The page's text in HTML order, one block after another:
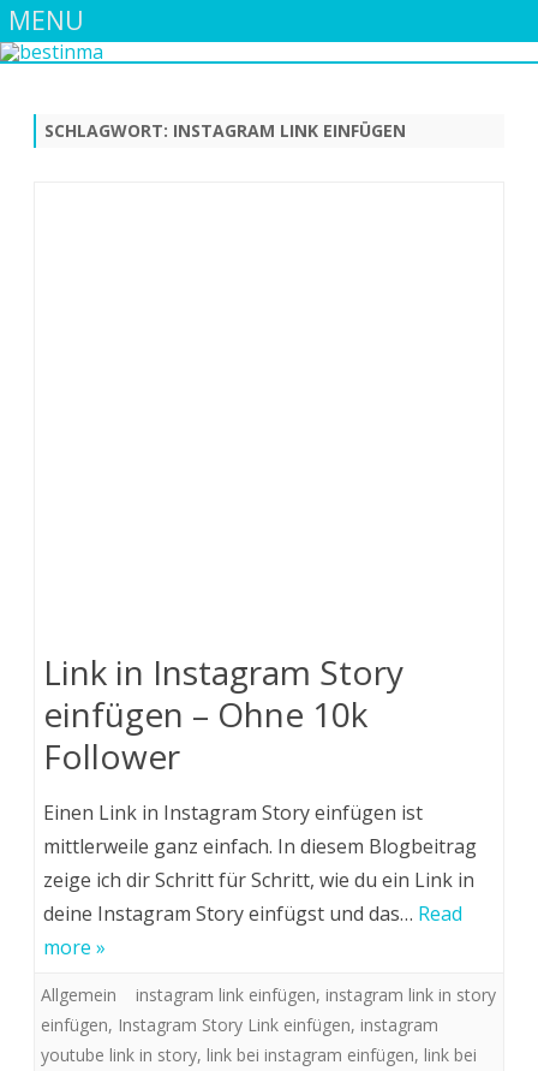
MENU
SCHLAGWORT: INSTAGRAM LINK EINFÜGEN
Link in Instagram Story
einfügen – Ohne 10k
Follower
Einen Link in Instagram Story einfügen ist
mittlerweile ganz einfach. In diesem Blogbeitrag
zeige ich dir Schritt für Schritt, wie du ein Link in
deine Instagram Story einfügst und das… Read
more »
Allgemein instagram link einfügen, instagram link in story
einfügen, Instagram Story Link einfügen, instagram
youtube link in story, link bei instagram einfügen, link bei